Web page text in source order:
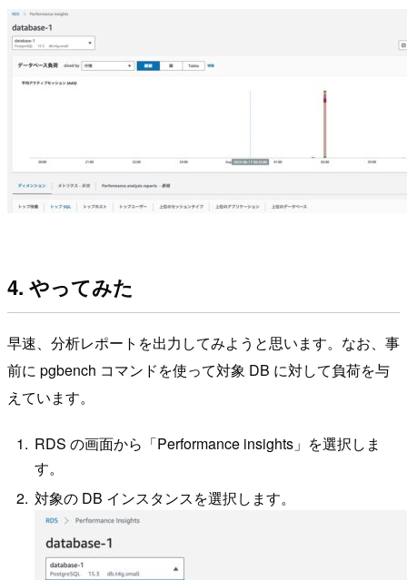
4. やってみた
早速、分析レポートを出力してみようと思います。なお、事
前に pgbench コマンドを使って対象 DB に対して負荷を与
えています。
RDS の画面から「Performance insights」を選択しま
す。
対象の DB インスタンスを選択します。